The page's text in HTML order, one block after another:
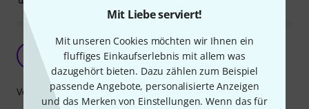
Mit Liebe serviert!
Mit unseren Cookies möchten wir Ihnen ein
fluffiges Einkaufserlebnis mit allem was
dazugehört bieten. Dazu zählen zum Beispiel
passende Angebote, personalisierte Anzeigen
und das Merken von Einstellungen. Wenn das für
Sehr gute Sticks
Swiss Drummer 24.08.2019
Verarbeitung